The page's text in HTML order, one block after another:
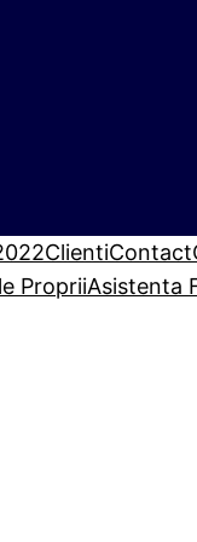
ClientiContact
PropriiAsistenta